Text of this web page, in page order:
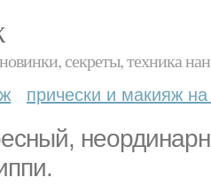
секреты, техника
прически и макияж